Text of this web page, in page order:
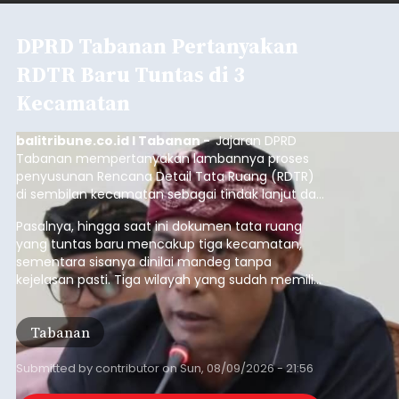
DPRD Tabanan Pertanyakan
RDTR Baru Tuntas di 3
Kecamatan
balitribune.co.id I Tabanan -Jajaran DPRD
Tabanan mempertanyakan lambannya proses
penyusunan Rencana Detail Tata Ruang (RDTR)
di sembilan kecamatan sebagai tindak lanjut dari
pelaksanaan RTRW.
Pasalnya, hingga saat ini dokumen tata ruang
yang tuntas baru mencakup tiga kecamatan,
sementara sisanya dinilai mandeg tanpa
kejelasan pasti. Tiga wilayah yang sudah memiliki
RDTR tersebut meliputi Kecamatan Kediri,
Tabanan, dan Selemadeg Barat.
Tabanan
Submitted bycontributoronSun, 08/09/2026 - 21:56